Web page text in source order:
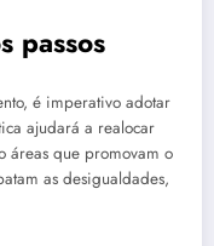
passos
é imperativo adotar
ajudará a realocar
áreas que promovam o
as desigualdades,